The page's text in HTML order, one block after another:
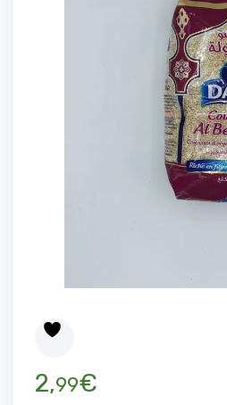
2,99€